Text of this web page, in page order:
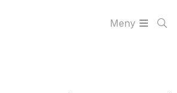
Meny